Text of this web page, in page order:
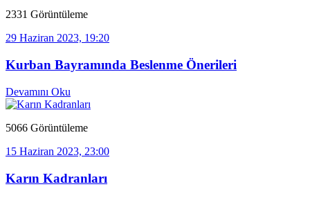
2331 Görüntüleme
29 Haziran 2023, 19:20
Kurban Bayramında Beslenme Önerileri
Devamını Oku
5066 Görüntüleme
15 Haziran 2023, 23:00
Karın Kadranları